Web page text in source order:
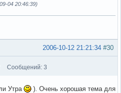
04 20:46:39)
#30
2006-10-12 21:21:34
Сообщений: 3
Утра
). Очень хорошая тема для